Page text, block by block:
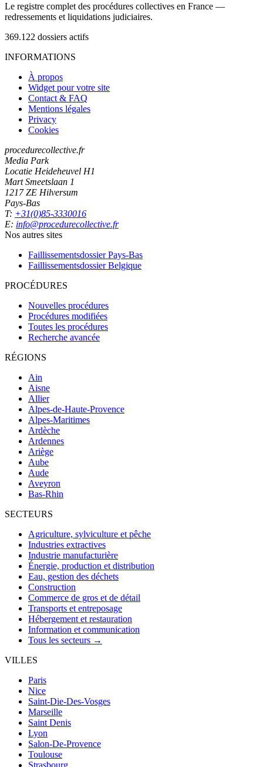
Le registre complet des procédures collectives en France —
redressements et liquidations judiciaires.
369.122 dossiers actifs
INFORMATIONS
À propos
Widget pour votre site
Contact & FAQ
Mentions légales
Privacy
Cookies
procedurecollective.fr
Media Park
Locatie Heideheuvel H1
Mart Smeetslaan 1
1217 ZE Hilversum
Pays-Bas
T: +31(0)85-3330016
E: info@procedurecollective.fr
Nos autres sites
Faillissementsdossier Pays-Bas
Faillissementsdossier Belgique
PROCÉDURES
Nouvelles procédures
Procédures modifiées
Toutes les procédures
Recherche avancée
RÉGIONS
Ain
Aisne
Allier
Alpes-de-Haute-Provence
Alpes-Maritimes
Ardèche
Ardennes
Ariège
Aube
Aude
Aveyron
Bas-Rhin
SECTEURS
Agriculture, sylviculture et pêche
Industries extractives
Industrie manufacturière
Énergie, production et distribution
Eau, gestion des déchets
Construction
Commerce de gros et de détail
Transports et entreposage
Hébergement et restauration
Information et communication
Tous les secteurs →
VILLES
Paris
Nice
Saint-Die-Des-Vosges
Marseille
Saint Denis
Lyon
Salon-De-Provence
Toulouse
Strasbourg